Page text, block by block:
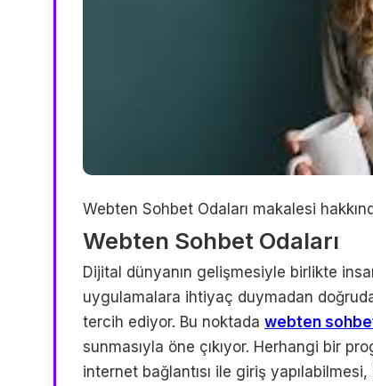
Webten Sohbet Odaları makalesi
Webten Sohbet Odaları
Dijital dünyanın gelişmesiyle birlikte
uygulamalara ihtiyaç duymadan
tercih ediyor. Bu noktada webten
sunmasıyla öne çıkıyor. Herhangi bir
internet bağlantısı ile giriş